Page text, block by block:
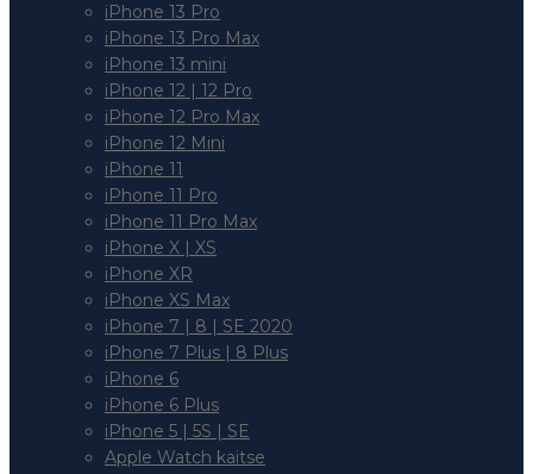
iPhone 13 Pro
iPhone 13 Pro Max
iPhone 13 mini
iPhone 12 | 12 Pro
iPhone 12 Pro Max
iPhone 12 Mini
iPhone 11
iPhone 11 Pro
iPhone 11 Pro Max
iPhone X | XS
iPhone XR
iPhone XS Max
iPhone 7 | 8 | SE 2020
iPhone 7 Plus | 8 Plus
iPhone 6
iPhone 6 Plus
iPhone 5 | 5S | SE
Apple Watch kaitse